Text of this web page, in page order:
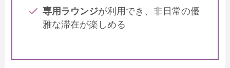
専用ラウンジが利用でき、非日常の優
雅な滞在が楽しめる